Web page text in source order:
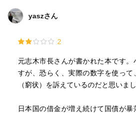
yaszさん
2
元志木市長さんが書かれた本です。
すが、恐らく、実際の数字を使っ
（窮状）を訴えているのだと思いまし
日本国の借金が増え続けて国債が暴